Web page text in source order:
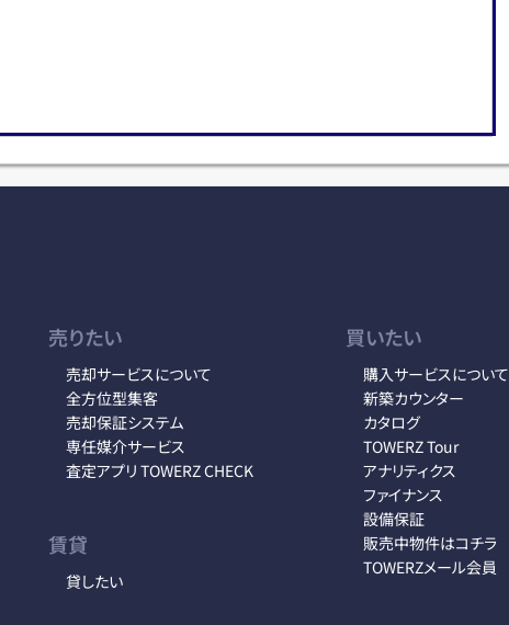
売りたい
売却サービスについて
全方位型集客
売却保証システム
専任媒介サービス
査定アプリ TOWERZ CHECK
賃貸
貸したい
買いたい
購入サービスについて
新築カウンター
カタログ
TOWERZ Tour
アナリティクス
ファイナンス
設備保証
販売中物件はコチラ
TOWERZメール会員